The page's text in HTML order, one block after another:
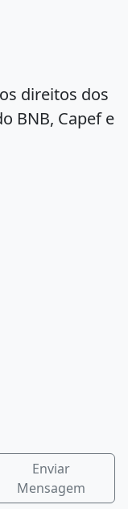
direitos dos
BNB, Capef e
Enviar
Mensagem